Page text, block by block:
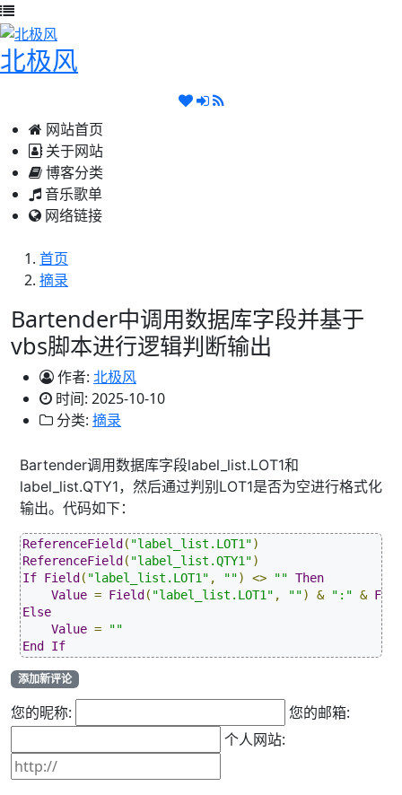
北极风
网站首页
关于网站
博客分类
音乐歌单
网络链接
首页
摘录
Bartender中调用数据库字段并基于
vbs脚本进行逻辑判断输出
作者: 北极风
时间: 2025-10-10
分类: 摘录
Bartender调用数据库字段label_list.LOT1和
label_list.QTY1，然后通过判别LOT1是否为空进行格式化
输出。代码如下：
ReferenceField ( "label_list.LOT1")
ReferenceField ( "label_list.QTY1")
If Field ( "label_list.LOT1" , "") <> "" Then
Value = Field ( "label_list.LOT1" , "") & ":" &
Else
Value =
""
End
If
添加新评论
您的昵称:
您的邮箱:
个人网站: